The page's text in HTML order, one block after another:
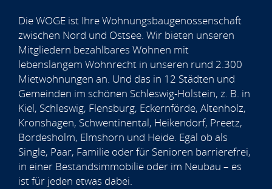
Die WOGE ist Ihre Wohnungsbaugenossenschaft
zwischen Nord und Ostsee. Wir bieten unseren
Mitgliedern bezahlbares Wohnen mit
lebenslangem Wohnrecht in unseren rund 2.300
Mietwohnungen an. Und das in 12 Städten und
Gemeinden im schönen Schleswig-Holstein, z. B. in
Kiel, Schleswig, Flensburg, Eckernförde, Altenholz,
Kronshagen, Schwentinental, Heikendorf, Preetz,
Bordesholm, Elmshorn und Heide. Egal ob als
Single, Paar, Familie oder für Senioren barrierefrei,
in einer Bestandsimmobilie oder im Neubau – es
ist für jeden etwas dabei.